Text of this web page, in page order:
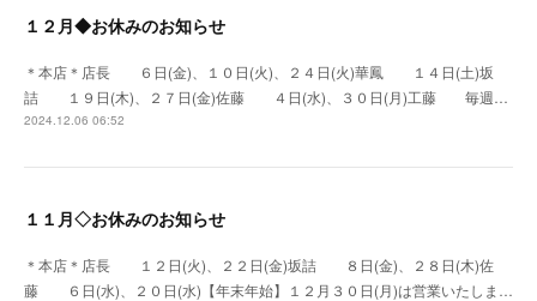
１２月◆お休みのお知らせ
＊本店＊店長 ６日(金)、１０日(火)、２４日(火)華鳳 １４日(土)坂
詰 １９日(木)、２７日(金)佐藤 ４日(水)、３０日(月)工藤 毎週…
2024.12.06 06:52
１１月◇お休みのお知らせ
＊本店＊店長 １２日(火)、２２日(金)坂詰 ８日(金)、２８日(木)佐
藤 ６日(水)、２０日(水)【年末年始】１２月３０日(月)は営業いたしま…